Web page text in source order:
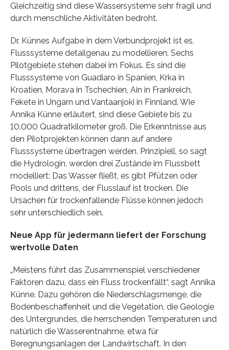
Gleichzeitig sind diese Wassersysteme sehr fragil und
durch menschliche Aktivitäten bedroht.
Dr. Künnes Aufgabe in dem Verbundprojekt ist es,
Flusssysteme detailgenau zu modellieren. Sechs
Pilotgebiete stehen dabei im Fokus. Es sind die
Flusssysteme von Guadiaro in Spanien, Krka in
Kroatien, Morava in Tschechien, Ain in Frankreich,
Fekete in Ungarn und Vantaanjoki in Finnland. Wie
Annika Künne erläutert, sind diese Gebiete bis zu
10.000 Quadratkilometer groß. Die Erkenntnisse aus
den Pilotprojekten können dann auf andere
Flusssysteme übertragen werden. Prinzipiell, so sagt
die Hydrologin, werden drei Zustände im Flussbett
modelliert: Das Wasser fließt, es gibt Pfützen oder
Pools und drittens, der Flusslauf ist trocken. Die
Ursachen für trockenfallende Flüsse können jedoch
sehr unterschiedlich sein.
Neue App für jedermann liefert der Forschung
wertvolle Daten
„Meistens führt das Zusammenspiel verschiedener
Faktoren dazu, dass ein Fluss trockenfällt“, sagt Annika
Künne. Dazu gehören die Niederschlagsmenge, die
Bodenbeschaffenheit und die Vegetation, die Geologie
des Untergrundes, die herrschenden Temperaturen und
natürlich die Wasserentnahme, etwa für
Beregnungsanlagen der Landwirtschaft. In den